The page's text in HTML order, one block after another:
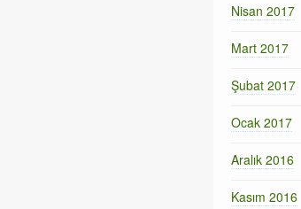
Nisan 2017
Mart 2017
Şubat 2017
Ocak 2017
Aralık 2016
Kasım 2016